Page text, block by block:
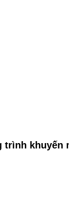
trình khuyến